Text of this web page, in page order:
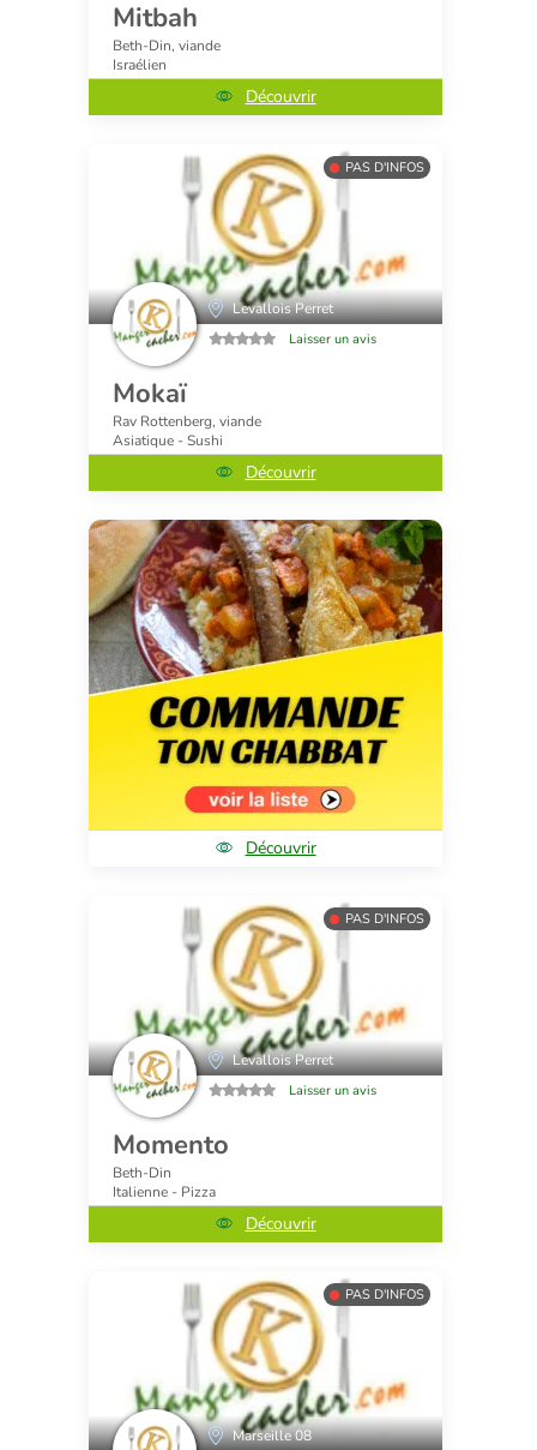
Mitbah
Beth-Din, viande
Israélien
Découvrir
PAS D'INFOS
Levallois Perret
Laisser un avis
Mokaï
Rav Rottenberg, viande
Asiatique - Sushi
Découvrir
Découvrir
PAS D'INFOS
Levallois Perret
Laisser un avis
Momento
Beth-Din
Italienne - Pizza
Découvrir
PAS D'INFOS
Marseille 08